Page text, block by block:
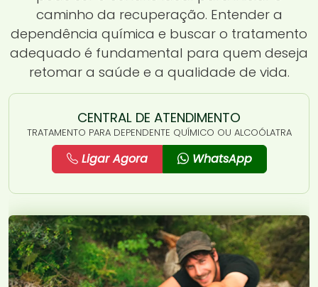
caminho da recuperação. Entender a
dependência química e buscar o tratamento
adequado é fundamental para quem deseja
retomar a saúde e a qualidade de vida.
CENTRAL DE ATENDIMENTO
TRATAMENTO PARA DEPENDENTE QUÍMICO OU ALCOÓLATRA
Ligar Agora WhatsApp